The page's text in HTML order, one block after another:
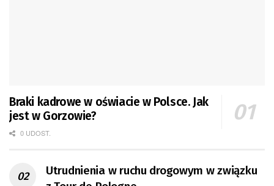
Braki kadrowe w oświacie w Polsce. Jak
jest w Gorzowie?
0 UDOST.
Utrudnienia w ruchu drogowym w związku